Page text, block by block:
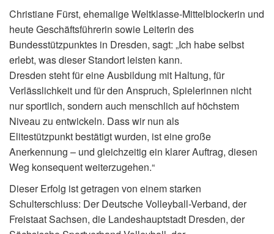
Christiane Fürst, ehemalige Weltklasse-Mittelblockerin und
heute Geschäftsführerin sowie Leiterin des
Bundesstützpunktes in Dresden, sagt: „Ich habe selbst
erlebt, was dieser Standort leisten kann.
Dresden steht für eine Ausbildung mit Haltung, für
Verlässlichkeit und für den Anspruch, Spielerinnen nicht
nur sportlich, sondern auch menschlich auf höchstem
Niveau zu entwickeln. Dass wir nun als
Elitestützpunkt bestätigt wurden, ist eine große
Anerkennung – und gleichzeitig ein klarer Auftrag, diesen
Weg konsequent weiterzugehen.“
Dieser Erfolg ist getragen von einem starken
Schulterschluss: Der Deutsche Volleyball-Verband, der
Freistaat Sachsen, die Landeshauptstadt Dresden, der